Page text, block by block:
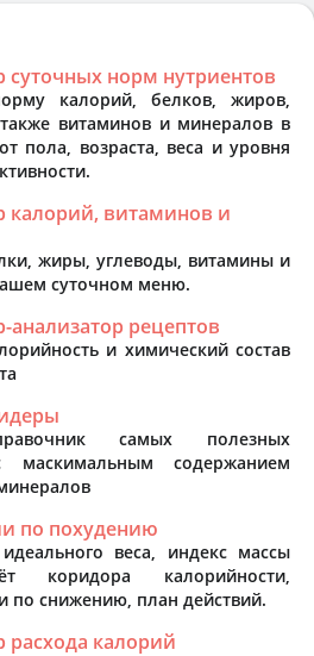
суточных норм нутриентов
калорий, белков, жиров,
витаминов и минералов в
пола, возраста, веса и уровня
калорий, витаминов и
жиры, углеводы, витамины и
суточном меню.
анализатор рецептов
и химический состав
самых полезных
маскимальным содержанием
по похудению
веса, индекс массы
коридора калорийности,
по снижению, план действий.
расхода калорий